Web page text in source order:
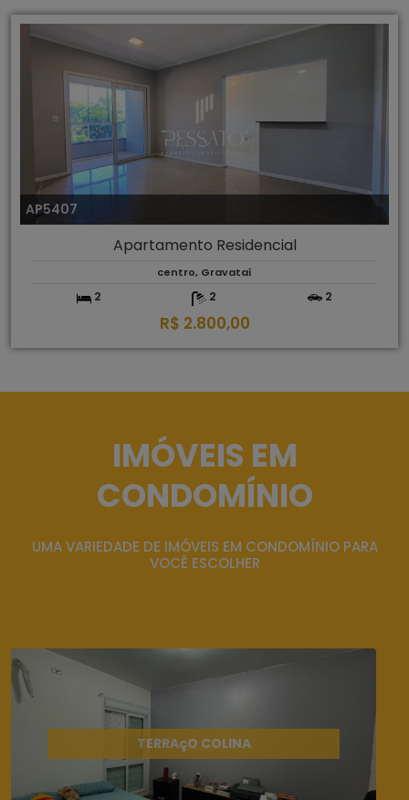
AP5407
Apartamento Residencial
centro, Gravataí
2 2 2
R$ 2.800,00
IMÓVEIS EM
CONDOMÍNIO
UMA VARIEDADE DE IMÓVEIS EM CONDOMÍNIO PARA
VOCÊ ESCOLHER
TERRAçO COLINA